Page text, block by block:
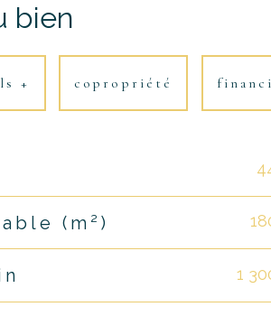
bien
+ copropriété
(m²)
1